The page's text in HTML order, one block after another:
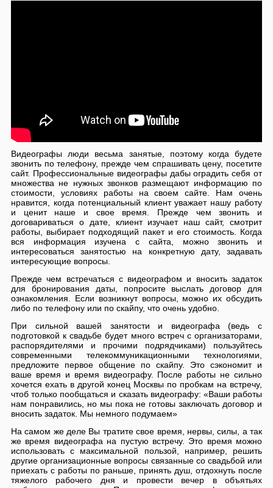
Видеографы люди весьма занятые, поэтому когда будете
звонить по телефону, прежде чем спрашивать цену, посетите
сайт. Профессиональные видеографы дабы оградить себя от
множества не нужных звонков размещают информацию по
стоимости, условиях работы на своем сайте. Нам очень
нравится, когда потенциальный клиент уважает нашу работу
и ценит наше и свое время. Прежде чем звонить и
договариваться о дате, клиент изучает наш сайт, смотрит
работы, выбирает подходящий пакет и его стоимость. Когда
вся информация изучена с сайта, можно звонить и
интересоваться занятостью на конкретную дату, задавать
интересующие вопросы.
Прежде чем встречаться с видеографом и вносить задаток
для бронирования даты, попросите выслать договор для
ознакомления. Если возникнут вопросы, можно их обсудить
либо по телефону или по скайпу, что очень удобно.
При сильной вашей занятости и видеографа (ведь с
подготовкой к свадьбе будет много встреч с организаторами,
распорядителями и прочими подрядчиками) пользуйтесь
современными телекоммуникационными технологиями,
предложите первое общение по скайпу. Это сэкономит и
ваше время и время видеографу. После работы не сильно
хочется ехать в другой конец Москвы по пробкам на встречу,
чтоб только пообщаться и сказать видеографу: «Ваши работы
нам понравились, но мы пока не готовы заключать договор и
вносить задаток. Мы немного подумаем»
На самом же деле Вы тратите свое время, нервы, силы, а так
же время видеографа на пустую встречу. Это время можно
использовать с максимальной пользой, например, решить
другие организационные вопросы связанные со свадьбой или
приехать с работы по раньше, принять душ, отдохнуть после
тяжелого рабочего дня и провести вечер в объятьях